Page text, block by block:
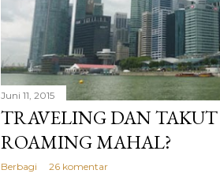
Juni 11, 2015
TRAVELING DAN
ROAMING MAHAL?
Berbagi 26 komentar